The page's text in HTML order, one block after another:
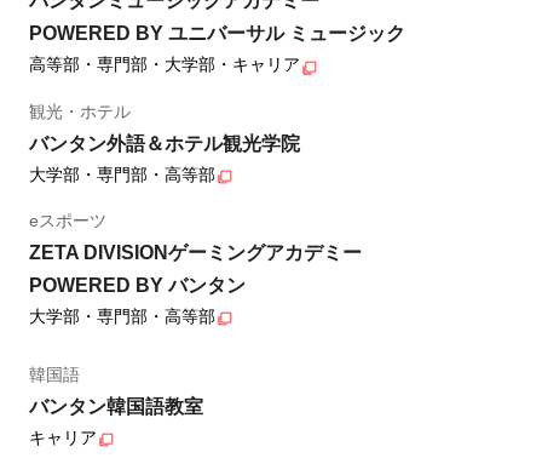
POWERED BY ユニバーサル ミュージック
高等部・専門部・大学部・キャリア
観光・ホテル
バンタン外語＆ホテル観光学院
大学部・専門部・高等部
eスポーツ
ZETA DIVISIONゲーミングアカデミー
POWERED BY バンタン
大学部・専門部・高等部
韓国語
バンタン韓国語教室
キャリア